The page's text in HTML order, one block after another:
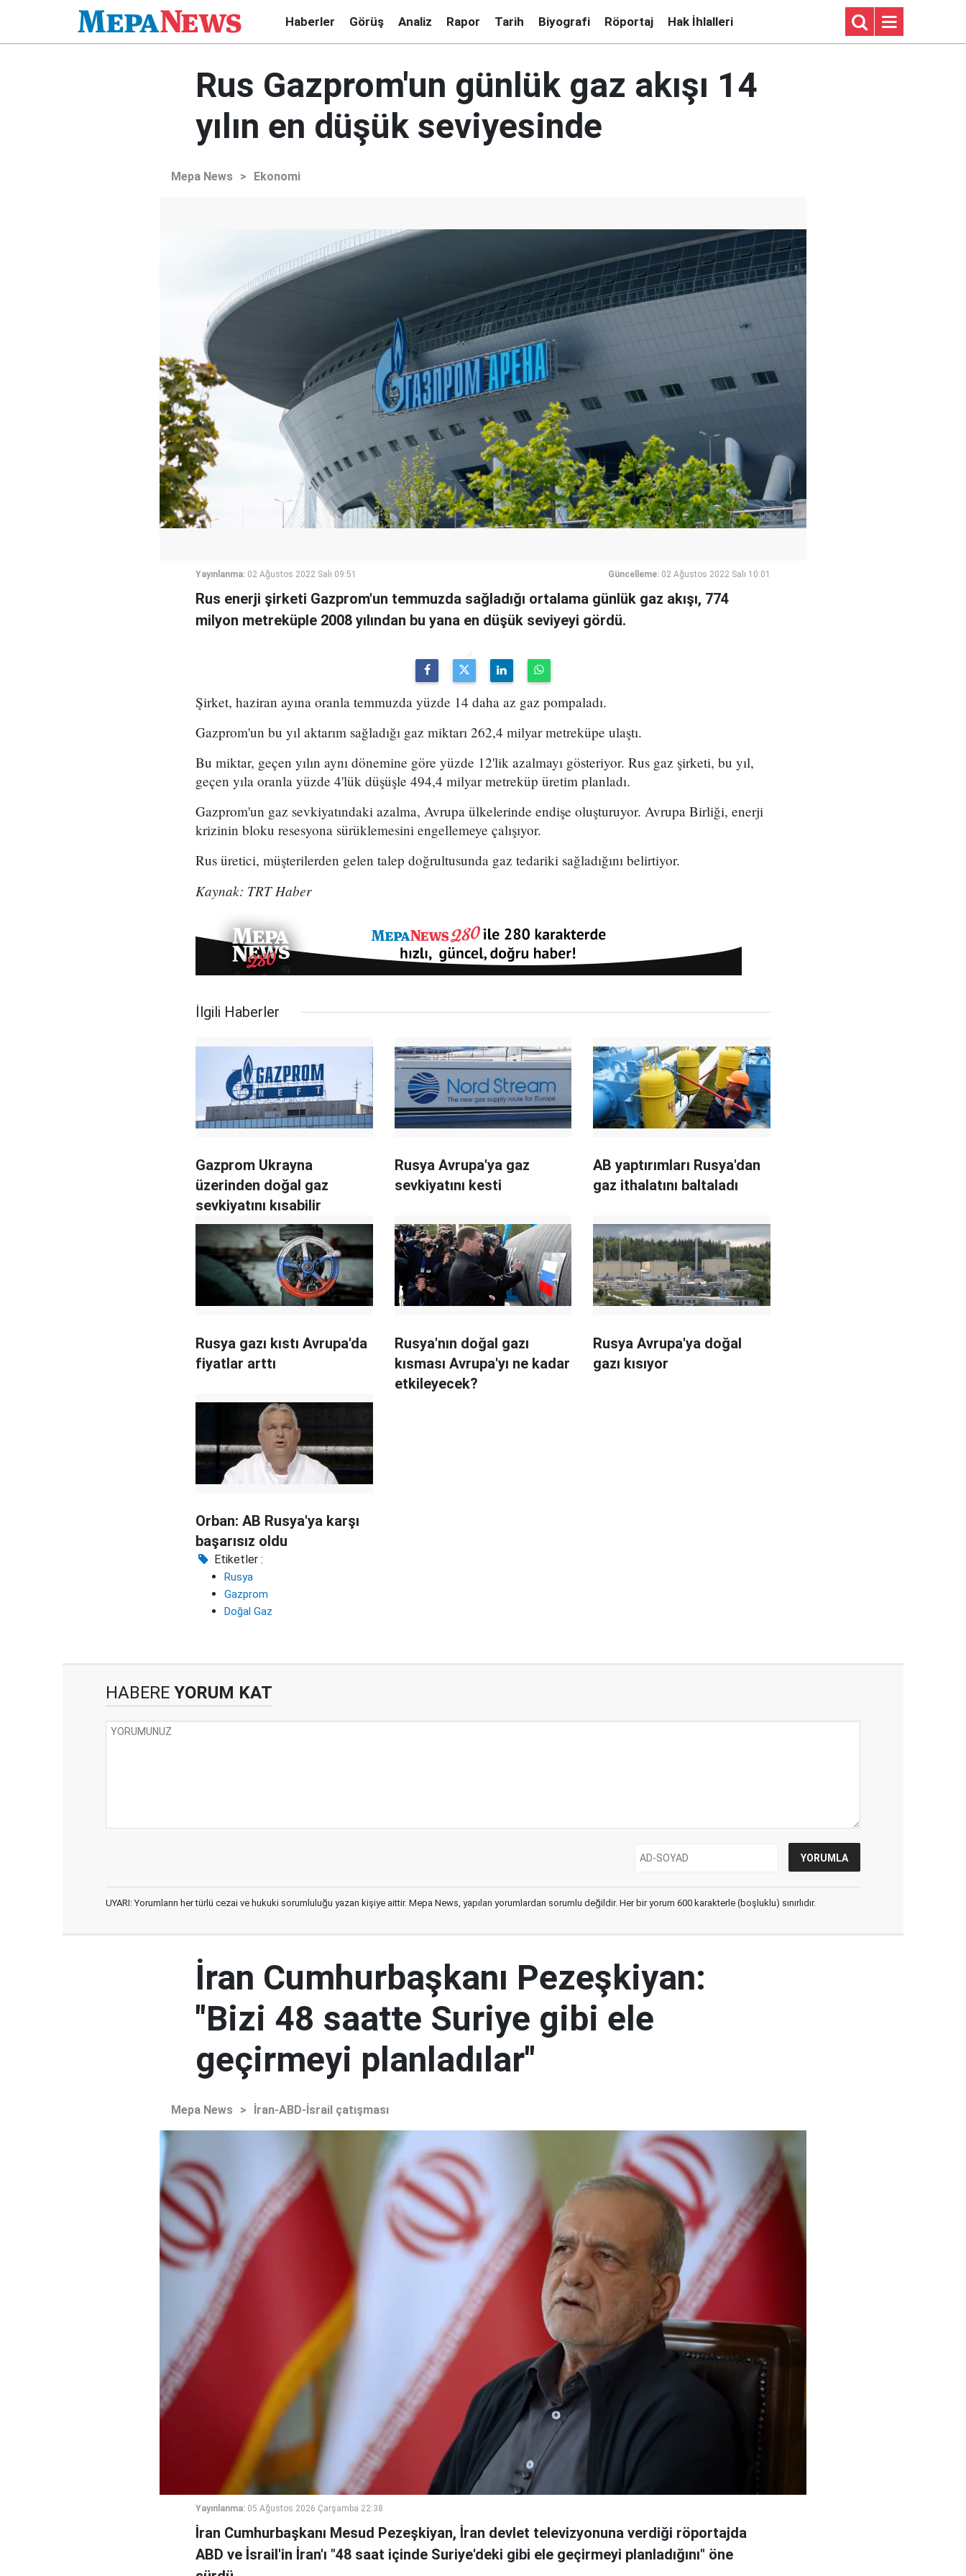
Haberler Görüş Analiz Rapor Tarih Biyografi Röportaj Hak İhlalleri
Rus Gazprom'un günlük gaz akışı 14
yılın en düşük seviyesinde
Mepa News > Ekonomi
Yayınlanma: 02 Ağustos 2022 Salı 09:51 Güncelleme: 02 Ağustos 2022 Salı 10:01
Rus enerji şirketi Gazprom'un temmuzda sağladığı ortalama günlük gaz akışı, 774
milyon metreküple 2008 yılından bu yana en düşük seviyeyi gördü.
Şirket, haziran ayına oranla temmuzda yüzde 14 daha az gaz pompaladı.
Gazprom'un bu yıl aktarım sağladığı gaz miktarı 262,4 milyar metreküpe ulaştı.
Bu miktar, geçen yılın aynı dönemine göre yüzde 12'lik azalmayı gösteriyor. Rus gaz şirketi, bu yıl,
geçen yıla oranla yüzde 4'lük düşüşle 494,4 milyar metreküp üretim planladı.
Gazprom'un gaz sevkiyatındaki azalma, Avrupa ülkelerinde endişe oluşturuyor. Avrupa Birliği, enerji
krizinin bloku resesyona sürüklemesini engellemeye çalışıyor.
Rus üretici, müşterilerden gelen talep doğrultusunda gaz tedariki sağladığını belirtiyor.
Kaynak: TRT Haber
İlgili Haberler
Gazprom Ukrayna
üzerinden doğal gaz
sevkiyatını kısabilir
Rusya Avrupa'ya gaz
sevkiyatını kesti
AB yaptırımları Rusya'dan
gaz ithalatını baltaladı
Rusya gazı kıstı Avrupa'da
fiyatlar arttı
Rusya'nın doğal gazı
kısması Avrupa'yı ne kadar
etkileyecek?
Rusya Avrupa'ya doğal
gazı kısıyor
Orban: AB Rusya'ya karşı
başarısız oldu
Etiketler :
Rusya
Gazprom
Doğal Gaz
HABERE YORUM KAT
UYARI: Yorumların her türlü cezai ve hukuki sorumluluğu yazan kişiye aittir. Mepa News, yapılan yorumlardan sorumlu değildir. Her bir yorum 600 karakterle (boşluklu) sınırlıdır.
İran Cumhurbaşkanı Pezeşkiyan:
"Bizi 48 saatte Suriye gibi ele
geçirmeyi planladılar"
Mepa News > İran-ABD-İsrail çatışması
Yayınlanma: 05 Ağustos 2026 Çarşamba 22:38
İran Cumhurbaşkanı Mesud Pezeşkiyan, İran devlet televizyonuna verdiği röportajda
ABD ve İsrail'in İran'ı "48 saat içinde Suriye'deki gibi ele geçirmeyi planladığını" öne